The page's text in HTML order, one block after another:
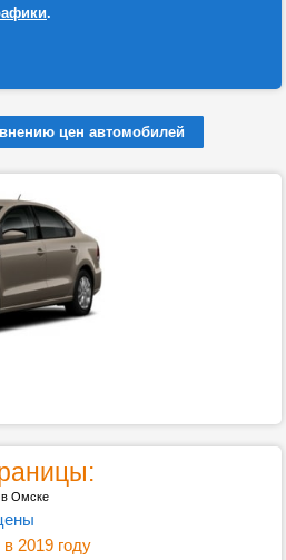
.
цен автомобилей
в Омске
2019 году